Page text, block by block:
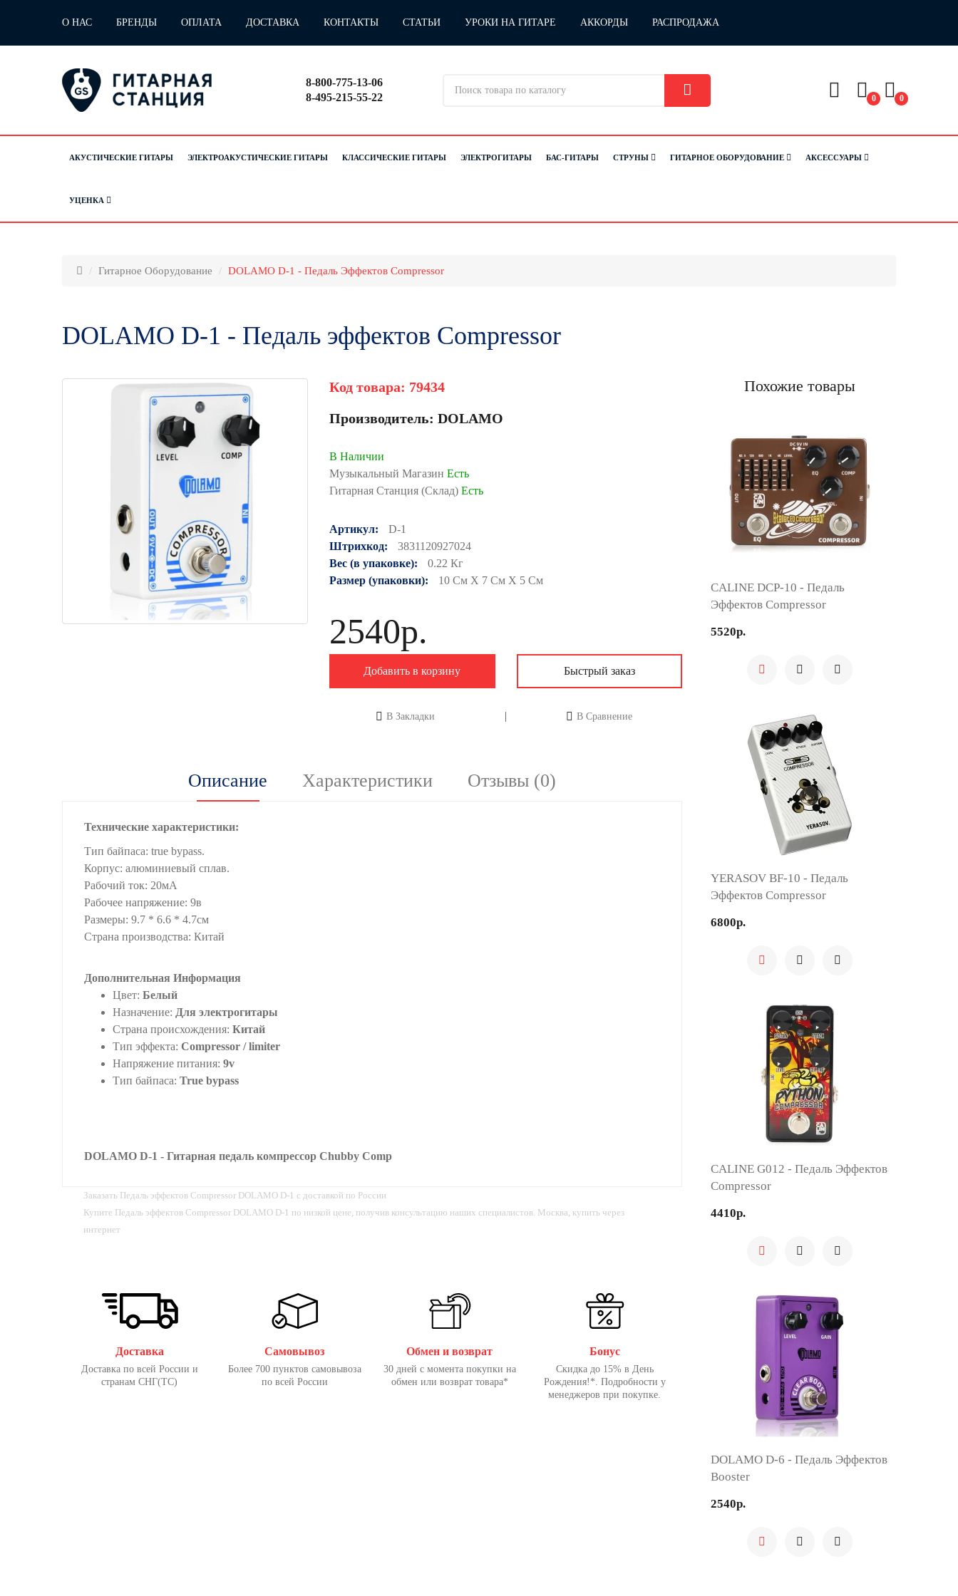
О НАС БРЕНДЫ ОПЛАТА ДОСТАВКА КОНТАКТЫ СТАТЬИ УРОКИ НА ГИТАРЕ АККОРДЫ РАСПРОДАЖА
8-800-775-13-06
8-495-215-55-22
0 0
АКУСТИЧЕСКИЕ ГИТАРЫ ЭЛЕКТРОАКУСТИЧЕСКИЕ ГИТАРЫ КЛАССИЧЕСКИЕ ГИТАРЫ ЭЛЕКТРОГИТАРЫ БАС-ГИТАРЫ СТРУНЫ ГИТАРНОЕ ОБОРУДОВАНИЕ АКСЕССУАРЫ
УЦЕНКА
Гитарное Оборудование DOLAMO D-1 - Педаль Эффектов Compressor
DOLAMO D-1 - Педаль эффектов Compressor
Код товара: 79434
Производитель: DOLAMO
В Наличии
Музыкальный Магазин Есть
Гитарная Станция (Склад) Есть
Артикул:
D-1
Штрихкод:
3831120927024
Вес (в упаковке):
0.22 Кг
Размер (упаковки):
10 См X 7 См X 5 См
2540р.
Добавить в корзину Быстрый заказ
В Закладки В Сравнение
Описание Характеристики Отзывы (0)
Технические характеристики:
Тип байпаса: true bypass.
Корпус: алюминиевый сплав.
Рабочий ток: 20мА
Рабочее напряжение: 9в
Размеры: 9.7 * 6.6 * 4.7см
Страна производства: Китай
Дополнительная Информация
Цвет: Белый
Назначение: Для электрогитары
Страна происхождения: Китай
Тип эффекта: Compressor / limiter
Напряжение питания: 9v
Тип байпаса: True bypass
DOLAMO D-1 - Гитарная педаль компрессор Chubby Comp
Заказать Педаль эффектов Compressor DOLAMO D-1 с доставкой по России
Купите Педаль эффектов Compressor DOLAMO D-1 по низкой цене, получив консультацию наших специалистов. Москва, купить через
интернет
Доставка
Доставка по всей России и
странам СНГ(ТС)
Самовывоз
Более 700 пунктов самовывоза
по всей России
Обмен и возврат
30 дней с момента покупки на
обмен или возврат товара*
Бонус
Скидка до 15% в День
Рождения!*. Подробности у
менеджеров при покупке.
Похожие товары
CALINE DCP-10 - Педаль
Эффектов Compressor
5520р.
YERASOV BF-10 - Педаль
Эффектов Compressor
6800р.
CALINE G012 - Педаль Эффектов
Compressor
4410р.
DOLAMO D-6 - Педаль Эффектов
Booster
2540р.